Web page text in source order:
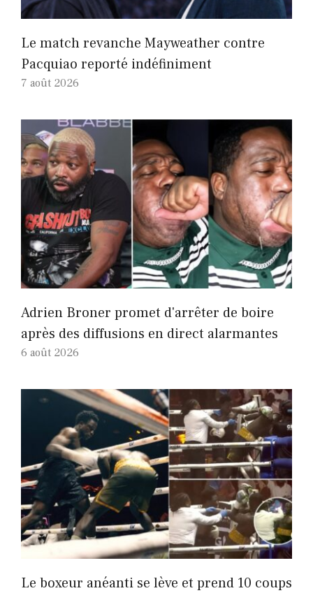
Le match revanche Mayweather contre
Pacquiao reporté indéfiniment
7 août 2026
Adrien Broner promet d'arrêter de boire
après des diffusions en direct alarmantes
6 août 2026
Le boxeur anéanti se lève et prend 10 coups